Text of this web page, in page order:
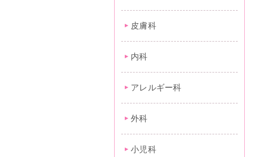
皮膚科
内科
アレルギー科
外科
小児科